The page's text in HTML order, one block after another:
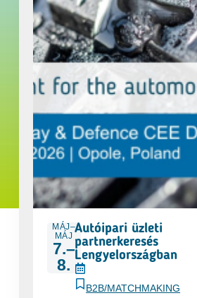
MÁJ–
MÁJ
7.–
8.
Autóipari üzleti
partnerkeresés
Lengyelországban
B2B/MATCHMAKING